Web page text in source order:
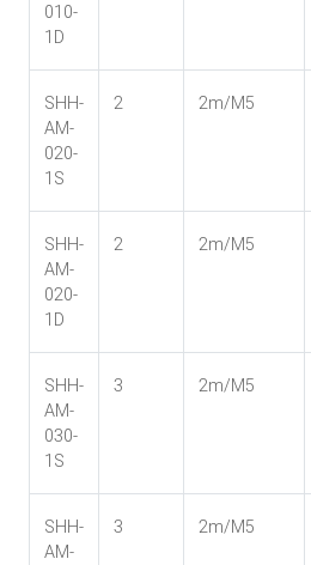
010-
1D
SHH-
AM-
020-
1S
2 2m/M5
SHH-
AM-
020-
1D
2 2m/M5
SHH-
AM-
030-
1S
3 2m/M5
SHH-
AM-
3 2m/M5